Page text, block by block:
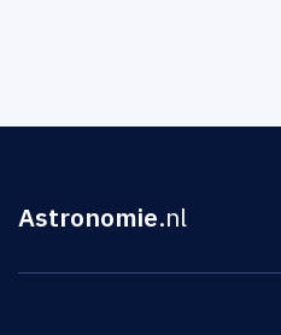
Astronomie.nl